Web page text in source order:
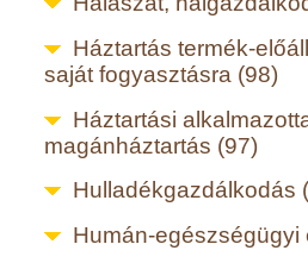
Háztartás termék-
saját fogyasztásra (98)
Háztartási
magánháztartás (97)
Hulladékgazdálkodás
Humán-egészségügyi